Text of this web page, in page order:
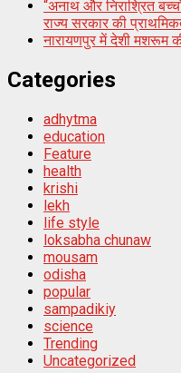
“अनाथ और निराश्रित
राज्य सरकार की
नारायणपुर में देशी मशरूम
Categories
adhytma
education
Feature
health
krishi
lekh
life style
loksabha chunaw
mousam
odisha
popular
sampadikiy
science
Trending
Uncategorized